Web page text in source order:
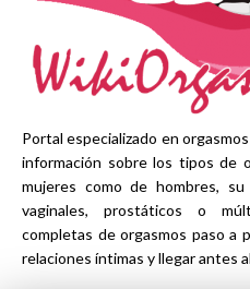
Portal especializado en
información sobre los tipos de
mujeres como de hombres,
vaginales, prostáticos o
completas de orgasmos paso a
relaciones íntimas y llegar antes